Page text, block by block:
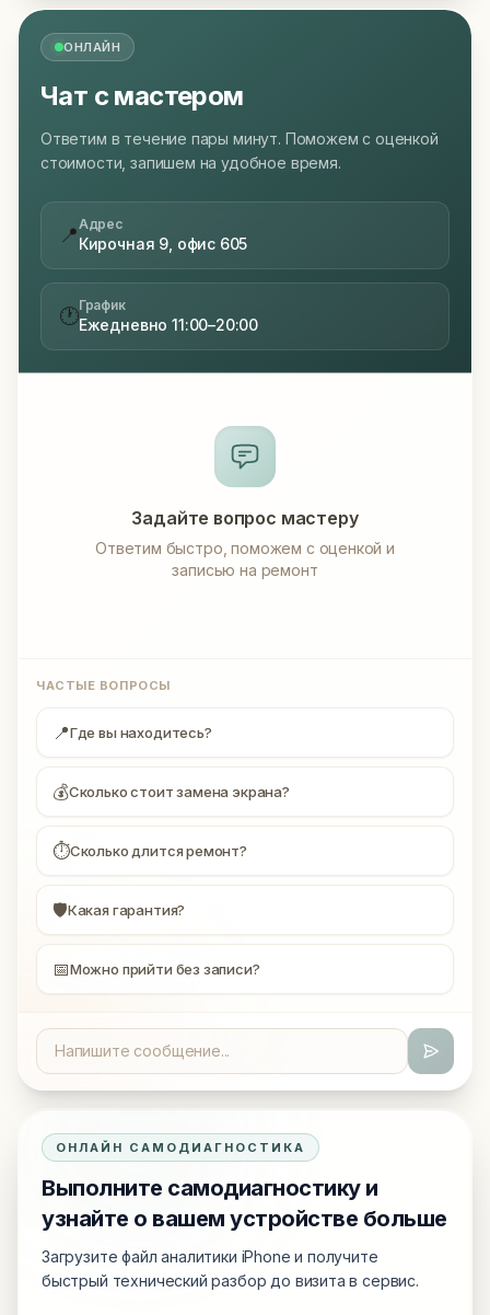
ОНЛАЙН
Чат с мастером
Ответим в течение пары минут. Поможем с оценкой
стоимости, запишем на удобное время.
📍Адрес
Кирочная 9, офис 605
🕐График
Ежедневно 11:00–20:00
Задайте вопрос мастеру
Ответим быстро, поможем с оценкой и
записью на ремонт
ЧАСТЫЕ ВОПРОСЫ
📍Где вы находитесь?
💰Сколько стоит замена экрана?
⏱Сколько длится ремонт?
🛡Какая гарантия?
📅Можно прийти без записи?
ОНЛАЙН САМОДИАГНОСТИКА
Выполните самодиагностику и
узнайте о вашем устройстве больше
Загрузите файл аналитики iPhone и получите
быстрый технический разбор до визита в сервис.